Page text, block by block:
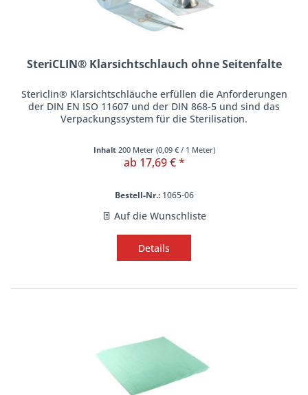
SteriCLIN® Klarsichtschlauch ohne Seitenfalte
Stericlin® Klarsichtschläuche erfüllen die Anforderungen
der DIN EN ISO 11607 und der DIN 868-5 und sind das
Verpackungssystem für die Sterilisation.
Inhalt 200 Meter (0,09 €/ 1 Meter)
ab 17,69 € *
Bestell-Nr.:1065-06
Auf die Wunschliste
Details